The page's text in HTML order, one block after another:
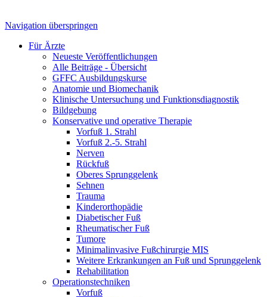
Navigation überspringen
Für Ärzte
Neueste Veröffentlichungen
Alle Beiträge - Übersicht
GFFC Ausbildungskurse
Anatomie und Biomechanik
Klinische Untersuchung und Funktionsdiagnostik
Bildgebung
Konservative und operative Therapie
Vorfuß 1. Strahl
Vorfuß 2.-5. Strahl
Nerven
Rückfuß
Oberes Sprunggelenk
Sehnen
Trauma
Kinderorthopädie
Diabetischer Fuß
Rheumatischer Fuß
Tumore
Minimalinvasive Fußchirurgie MIS
Weitere Erkrankungen an Fuß und Sprunggelenk
Rehabilitation
Operations­techniken
Vorfuß